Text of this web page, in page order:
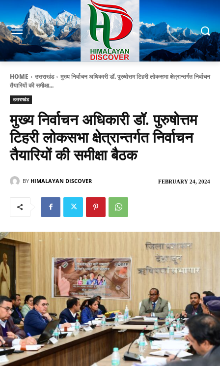
HOME उत्तराखंड
मुख्य निर्वाचन अधिकारी डॉ. पुरुषोत्तम टिहरी लोकसभा क्षेत्रान्तर्गत निर्वाचन
तैयारियों की समीक्षा...
उत्तराखंड
मुख्य निर्वाचन अधिकारी डॉ. पुरुषोत्तम
टिहरी लोकसभा क्षेत्रान्तर्गत निर्वाचन
तैयारियों की समीक्षा बैठक
FEBRUARY 24, 2024
BY HIMALAYAN DISCOVER